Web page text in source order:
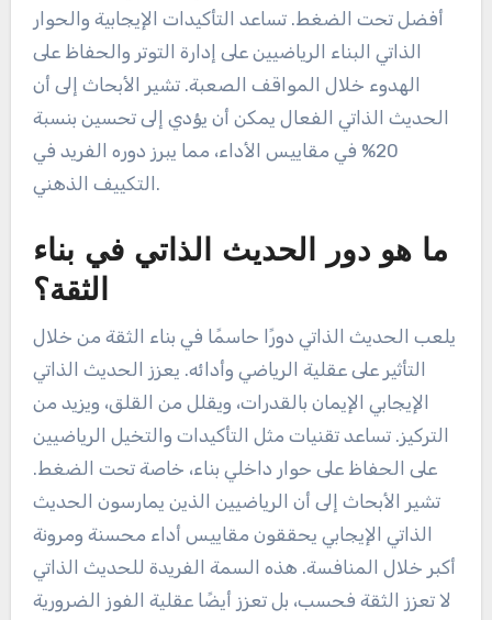
أفضل تحت الضغط. تساعد التأكيدات الإيجابية والحوار
الذاتي البناء الرياضيين على إدارة التوتر والحفاظ على
الهدوء خلال المواقف الصعبة. تشير الأبحاث إلى أن
الحديث الذاتي الفعال يمكن أن يؤدي إلى تحسين بنسبة
20% في مقاييس الأداء، مما يبرز دوره الفريد في
التكييف الذهني.
ما هو دور الحديث الذاتي في بناء
الثقة؟
يلعب الحديث الذاتي دورًا حاسمًا في بناء الثقة من خلال
التأثير على عقلية الرياضي وأدائه. يعزز الحديث الذاتي
الإيجابي الإيمان بالقدرات، ويقلل من القلق، ويزيد من
التركيز. تساعد تقنيات مثل التأكيدات والتخيل الرياضيين
على الحفاظ على حوار داخلي بناء، خاصة تحت الضغط.
تشير الأبحاث إلى أن الرياضيين الذين يمارسون الحديث
الذاتي الإيجابي يحققون مقاييس أداء محسنة ومرونة
أكبر خلال المنافسة. هذه السمة الفريدة للحديث الذاتي
لا تعزز الثقة فحسب، بل تعزز أيضًا عقلية الفوز الضرورية